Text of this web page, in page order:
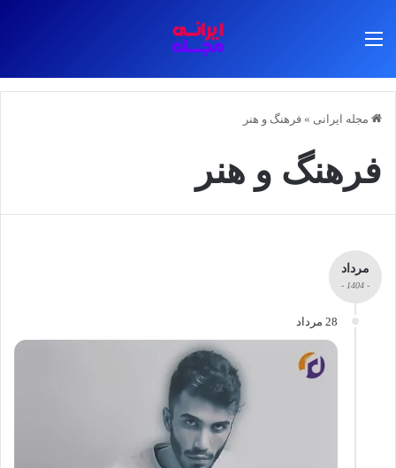
مجله ایرانی » فرهنگ و هنر
فرهنگ و هنر
مرداد
- 1404 -
28 مرداد